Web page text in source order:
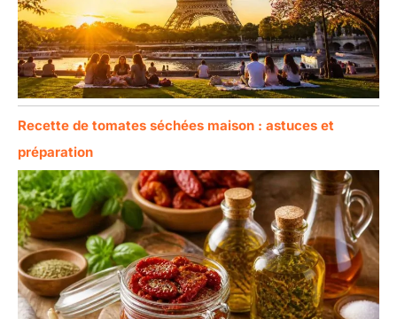
Recette de tomates séchées maison : astuces et
préparation